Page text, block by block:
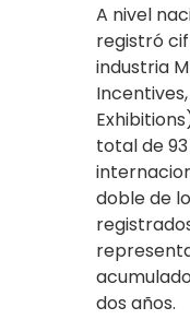
A nivel
registró
industria
total de
doble de
acumulado
dos años.